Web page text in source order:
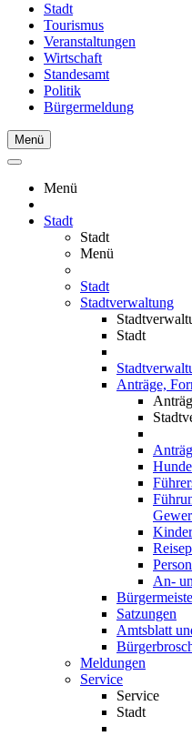
Stadt
Tourismus
Veranstaltungen
Wirtschaft
Standesamt
Politik
Bürgermeldung
Menü
Menü
Stadt
Stadt
Menü
Stadt
Stadtverwaltung
Stadt
Anträge,
An-
Satzungen
Amtsblatt
Meldungen
Service
Service
Stadt